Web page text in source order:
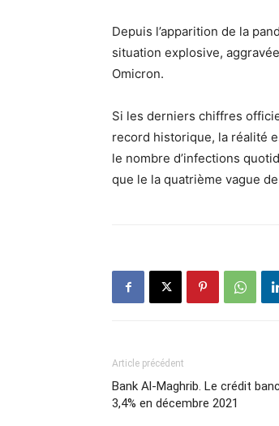
Depuis l’apparition de la
situation explosive,
Omicron.
Si les derniers chiffres
record historique, la réalité
le nombre d’infections
que le la quatrième vague
Article précédent
Bank Al-Maghrib. Le crédit
3,4% en décembre 2021